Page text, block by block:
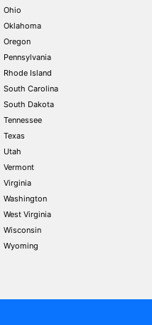
Ohio
Oklahoma
Oregon
Pennsylvania
Rhode Island
South Carolina
South Dakota
Tennessee
Texas
Utah
Vermont
Virginia
Washington
West Virginia
Wisconsin
Wyoming